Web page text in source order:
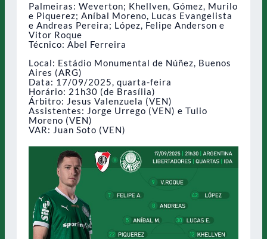
Palmeiras: Weverton; Khellven, Gómez, Murilo
e Piquerez; Aníbal Moreno, Lucas Evangelista
e Andreas Pereira; López, Felipe Anderson e
Vitor Roque
Técnico: Abel Ferreira
Local: Estádio Monumental de Núñez, Buenos
Aires (ARG)
Data: 17/09/2025, quarta-feira
Horário: 21h30 (de Brasília)
Árbitro: Jesus Valenzuela (VEN)
Assistentes: Jorge Urrego (VEN) e Tulio
Moreno (VEN)
VAR: Juan Soto (VEN)